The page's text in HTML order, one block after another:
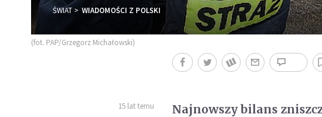
ŚWIAT WIADOMOŚCI Z POLSKI
(fot. PAP/Grzegorz Michałowski)
15 lat temu
Najnowszy bilans